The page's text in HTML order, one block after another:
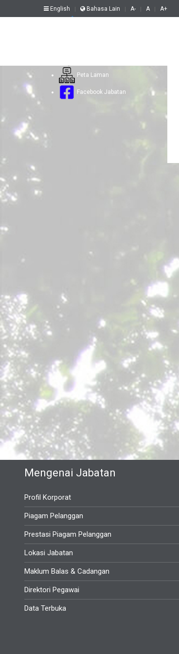
English Bahasa Lain A- A A+
Peta Laman
Facebook Jabatan
Mengenai Jabatan
Profil Korporat
Piagam Pelanggan
Prestasi Piagam Pelanggan
Lokasi Jabatan
Maklum Balas & Cadangan
Direktori Pegawai
Data Terbuka